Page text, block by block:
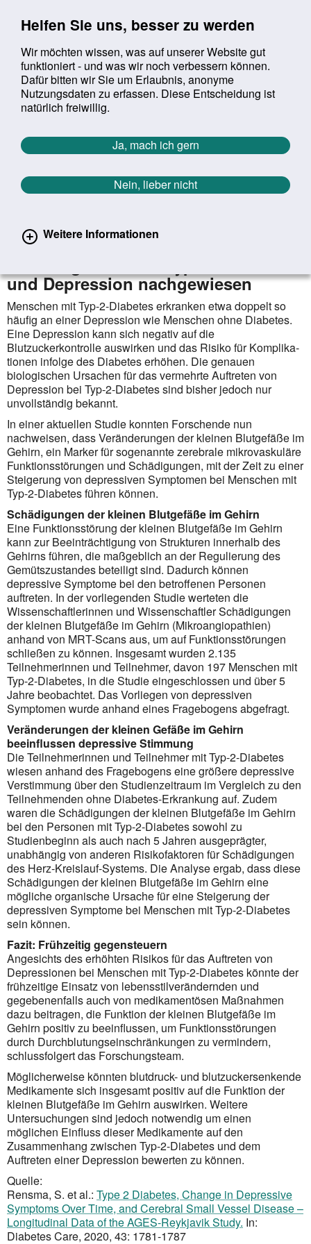
Helfen Sie uns, besser zu werden
Wir möchten wissen, was auf unserer Website gut
funktioniert - und was wir noch verbessern können.
Dafür bitten wir Sie um Erlaubnis, anonyme
Nutzungsdaten zu erfassen. Diese Entscheidung ist
natürlich freiwillig.
Ja, mach ich gern
Nein, lieber nicht
Weitere Informationen
Suchbegriff:
Sie befinden sich hier:
Startseite Aktuelles Aktuelle Meldungen
Aktuelle Meldungen
Zurück zur Übersicht erster
vorheriger
1471/1627
Mög­li­che Ur­sa­che für den Zu­sam­
und De­pres­si­on nach­ge­wie­sen
Menschen mit Typ-2-Diabetes erkranken etwa doppelt so
häufig an einer Depression wie Menschen ohne Diabetes.
Eine Depression kann sich negativ auf die
Blutzuckerkontrolle auswirken und das Risiko für Kompli­ka­
tionen infolge des Diabetes erhöhen. Die genauen
biologischen Ursachen für das vermehrte Auf­treten von
Depression bei Typ-2-Diabetes sind bisher jedoch nur
unvollständig bekannt.
In einer aktuellen Studie konnten Forschende nun
nachweisen, dass Veränderungen der kleinen Blut­gefäße im
Gehirn, ein Marker für sogenannte zerebrale mikrovaskuläre
Funktionsstörungen und Schädi­gungen, mit der Zeit zu einer
Steigerung von depressiven Symptomen bei Menschen mit
Typ-2-Diabetes führen können.
Schädigungen der kleinen Blutgefäße im Gehirn
Eine Funktionsstörung der kleinen Blutgefäße im Gehirn
kann zur Beeinträchtigung von Strukturen innerhalb des
Gehirns führen, die maßgeblich an der Regulierung des
Gemütszustandes beteiligt sind. Dadurch können
depressive Symptome bei den betroffenen Personen
auftreten. In der vorliegenden Studie werteten die
Wissenschaftlerinnen und Wissenschaftler Schädigungen
der kleinen Blutgefäße im Gehirn (Mikroangiopathien)
anhand von MRT-Scans aus, um auf Funktionsstörungen
schließen zu können. Insgesamt wurden 2.135
Teilnehmerinnen und Teilnehmer, davon 197 Menschen mit
Typ-2-Diabetes, in die Studie eingeschlossen und über 5
Jahre beobachtet. Das Vorliegen von depressiven
Symptomen wurde anhand eines Fragebogens abgefragt.
Veränderungen der kleinen Gefäße im Gehirn
beeinflussen depressive Stimmung
Die Teilnehmerinnen und Teilnehmer mit Typ-2-Diabetes
wiesen anhand des Fragebogens eine größere depressive
Verstimmung über den Studienzeitraum im Vergleich zu den
Teilnehmenden ohne Diabetes-Erkrankung auf. Zudem
waren die Schädigungen der kleinen Blutgefäße im Gehirn
bei den Personen mit Typ-2-Diabetes sowohl zu
Studienbeginn als auch nach 5 Jahren ausgeprägter,
unabhängig von anderen Risikofaktoren für Schädigungen
des Herz-Kreislauf-Systems. Die Analyse ergab, dass diese
Schädigungen der kleinen Blutgefäße im Gehirn eine
mögliche organische Ursache für eine Steigerung der
depressiven Symptome bei Menschen mit Typ-2-Diabetes
sein können.
Fazit: Frühzeitig gegensteuern
Angesichts des erhöhten Risikos für das Auftreten von
Depressionen bei Menschen mit Typ-2-Diabetes könnte der
frühzeitige Einsatz von lebensstilverändernden und
gegebenenfalls auch von medikamentösen Maßnahmen
dazu beitragen, die Funktion der kleinen Blutgefäße im
Gehirn positiv zu beeinflussen, um Funktionsstörungen
durch Durchblutungseinschränkungen zu vermindern,
schlussfolgert das Forschungs­team.
Möglicherweise könnten blutdruck- und blutzuckersenkende
Medikamente sich insgesamt positiv auf die Funktion der
kleinen Blutgefäße im Gehirn auswirken. Weitere
Untersuchungen sind jedoch notwendig um einen
möglichen Einfluss dieser Medikamente auf den
Zusammenhang zwischen Typ-2-Diabetes und dem
Auftreten einer Depression bewerten zu können.
Quelle:
Rensma, S. et al.: Type 2 Diabetes, Change in Depressive
Symptoms Over Time, and Cerebral Small Vessel Disease –
Longitudinal Data of the AGES-Reykjavik Study. In:
Diabetes Care, 2020, 43: 1781-1787